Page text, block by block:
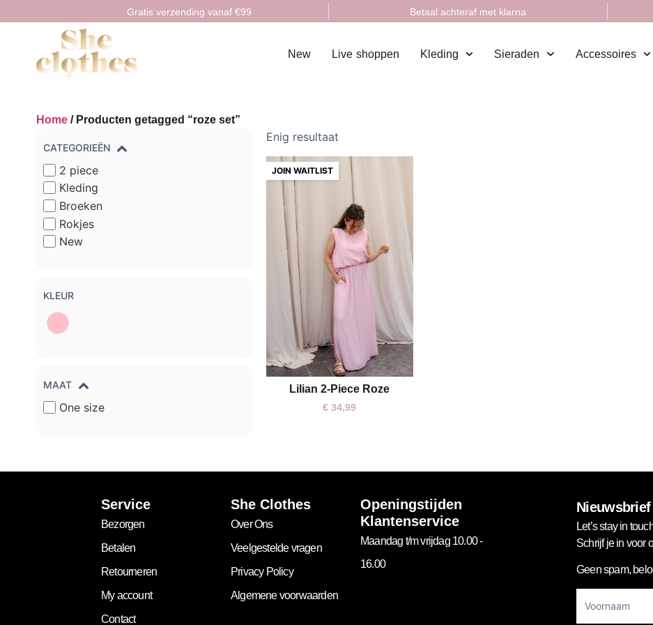
Gratis verzending vanaf €99 Betaal achteraf met klarna
New Live shoppen Kleding Sieraden Accessoires
Home / Producten getagged “roze set”
CATEGORIEËN
2 piece
Kleding
Broeken
Rokjes
New
KLEUR
MAAT
One size
Enig resultaat
Lilian 2-Piece Roze
€ 34,99
Service
Bezorgen
Betalen
Retourneren
My account
Contact
She Clothes
Over Ons
Veelgestelde vragen
Privacy Policy
Algemene voorwaarden
Openingstijden
Klantenservice
Maandag t/m vrijdag 10.00 -
16.00
Nieuwsbrief
Let’s stay in
Schrijf je in voor
Geen spam,
Newsletter